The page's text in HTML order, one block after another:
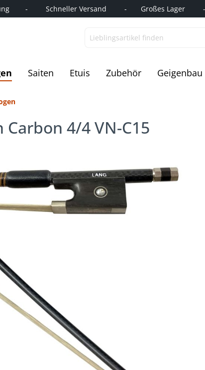
-         Schneller Versand         -       Großes Lager
Saiten Etuis Zubehör Geigenbau
Carbon 4/4 VN-C15